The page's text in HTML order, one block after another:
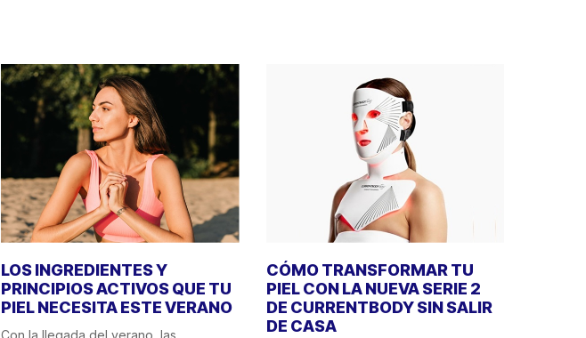
LOS INGREDIENTES Y
PRINCIPIOS ACTIVOS QUE TU
PIEL NECESITA ESTE VERANO
Con la llegada del verano, las
CÓMO TRANSFORMAR TU
PIEL CON LA NUEVA SERIE 2
DE CURRENTBODY SIN SALIR
DE CASA